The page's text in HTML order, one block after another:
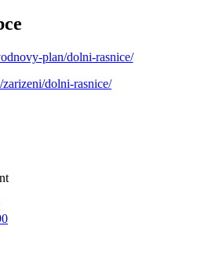
plan/dolni-rasnice/
dolni-rasnice/